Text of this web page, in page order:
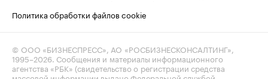
Политика обработки файлов cookie
© ООО «БИЗНЕСПРЕСС», АО «РОСБИЗНЕСКОНСАЛТИНГ»,
1995–2026 . Сообщения и материалы информационного
агентства «РБК» (свидетельство о регистрации средства